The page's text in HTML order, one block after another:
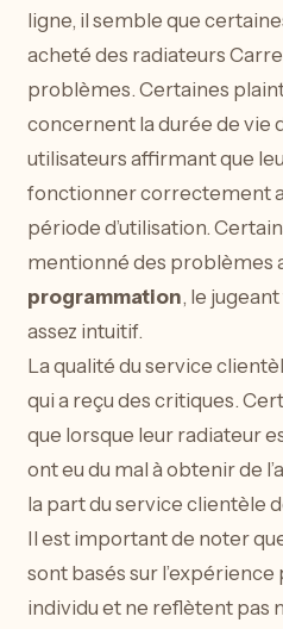
ligne, il semble que
acheté des radiateurs
problèmes. Certaines
concernent la durée de vie
utilisateurs affirmant que
fonctionner correctement
période d’utilisation.
mentionné des problèmes
programmation, le
assez intuitif.
La qualité du service
qui a reçu des critiques.
que lorsque leur radiateur
ont eu du mal à obtenir de
la part du service clientèle
Il est important de noter
sont basés sur
individu et ne reflètent pas